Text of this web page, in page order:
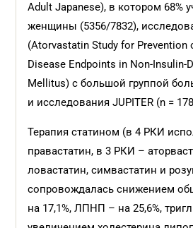
Adult Japanese), в котором 68%
женщины (5356/7832),
(Atorvastatin Study for Prevention
Disease Endpoints in Non-Insulin-
Mellitus) с большой группой
и исследования JUPITER (n =
Терапия статином (в 4 РКИ
правастатин, в 3 РКИ –
ловастатин, симвастатин и
сопровождалась снижением
на 17,1%, ЛПНП – на 25,6%,